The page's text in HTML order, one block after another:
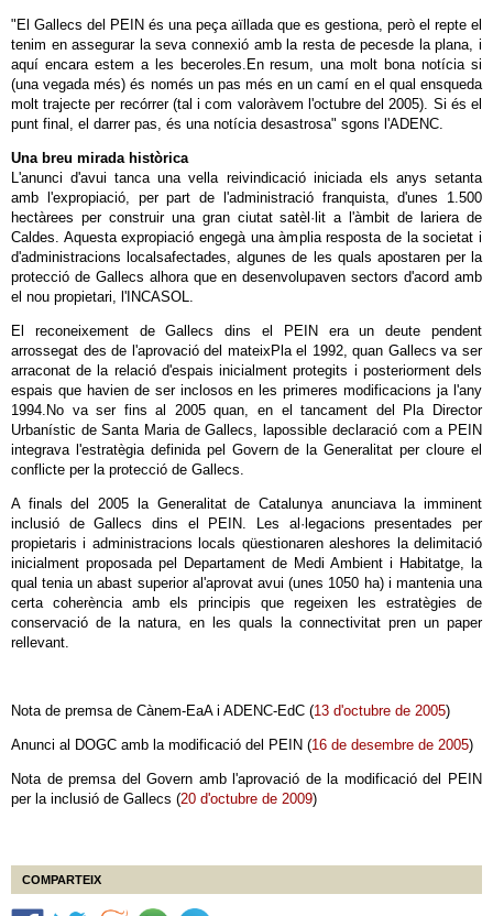
"El Gallecs del PEIN és una peça aïllada que es gestiona, però el repte el
tenim en assegurar la seva connexió amb la resta de pecesde la plana, i
aquí encara estem a les beceroles.En resum, una molt bona notícia si
(una vegada més) és només un pas més en un camí en el qual ensqueda
molt trajecte per recórrer (tal i com valoràvem l'octubre del 2005). Si és el
punt final, el darrer pas, és una notícia desastrosa" sgons l'ADENC.
Una breu mirada històrica
L'anunci d'avui tanca una vella reivindicació iniciada els anys setanta
amb l'expropiació, per part de l'administració franquista, d'unes 1.500
hectàrees per construir una gran ciutat satèl·lit a l'àmbit de lariera de
Caldes. Aquesta expropiació engegà una àmplia resposta de la societat i
d'administracions localsafectades, algunes de les quals apostaren per la
protecció de Gallecs alhora que en desenvolupaven sectors d'acord amb
el nou propietari, l'INCASOL.
El reconeixement de Gallecs dins el PEIN era un deute pendent
arrossegat des de l'aprovació del mateixPla el 1992, quan Gallecs va ser
arraconat de la relació d'espais inicialment protegits i posteriorment dels
espais que havien de ser inclosos en les primeres modificacions ja l'any
1994.No va ser fins al 2005 quan, en el tancament del Pla Director
Urbanístic de Santa Maria de Gallecs, lapossible declaració com a PEIN
integrava l'estratègia definida pel Govern de la Generalitat per cloure el
conflicte per la protecció de Gallecs.
A finals del 2005 la Generalitat de Catalunya anunciava la imminent
inclusió de Gallecs dins el PEIN. Les al·legacions presentades per
propietaris i administracions locals qüestionaren aleshores la delimitació
inicialment proposada pel Departament de Medi Ambient i Habitatge, la
qual tenia un abast superior al'aprovat avui (unes 1050 ha) i mantenia una
certa coherència amb els principis que regeixen les estratègies de
conservació de la natura, en les quals la connectivitat pren un paper
rellevant.
Nota de premsa de Cànem-EaA i ADENC-EdC (13 d'octubre de 2005)
Anunci al DOGC amb la modificació del PEIN (16 de desembre de 2005)
Nota de premsa del Govern amb l'aprovació de la modificació del PEIN
per la inclusió de Gallecs (20 d'octubre de 2009)
COMPARTEIX